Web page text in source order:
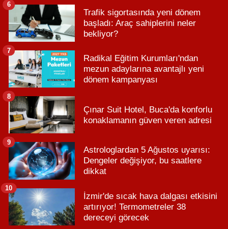
Trafik sigortasında yeni dönem
başladı: Araç sahiplerini neler
bekliyor?
6
Radikal Eğitim Kurumları'ndan
mezun adaylarına avantajlı yeni
dönem kampanyası
7
Çınar Suit Hotel, Buca'da konforlu
konaklamanın güven veren adresi
8
Astrologlardan 5 Ağustos uyarısı:
Dengeler değişiyor, bu saatlere
dikkat
9
İzmir'de sıcak hava dalgası etkisini
artırıyor! Termometreler 38
dereceyi görecek
10